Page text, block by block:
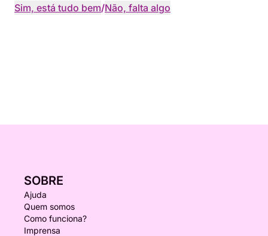
Sim, está tudo bem/Não, falta algo
SOBRE
Ajuda
Quem somos
Como funciona?
Imprensa